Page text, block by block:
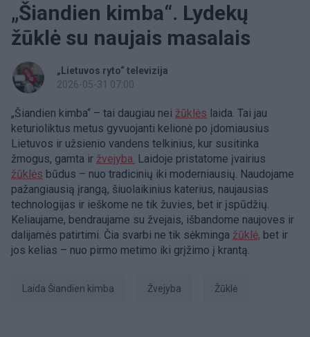
„Šiandien kimba“. Lydekų
žūklė su naujais masalais
„Lietuvos ryto“ televizija
2026-05-31 07:00
„Šiandien kimba“ – tai daugiau nei žūklės laida. Tai jau
keturioliktus metus gyvuojanti kelionė po įdomiausius
Lietuvos ir užsienio vandens telkinius, kur susitinka
žmogus, gamta ir žvejyba. Laidoje pristatome įvairius
žūklės būdus – nuo tradicinių iki moderniausių. Naudojame
pažangiausią įrangą, šiuolaikinius katerius, naujausias
technologijas ir ieškome ne tik žuvies, bet ir įspūdžių.
Keliaujame, bendraujame su žvejais, išbandome naujoves ir
dalijamės patirtimi. Čia svarbi ne tik sėkminga žūklė, bet ir
jos kelias – nuo pirmo metimo iki grįžimo į krantą.
laida Šiandien kimba Žvejyba Žūklė